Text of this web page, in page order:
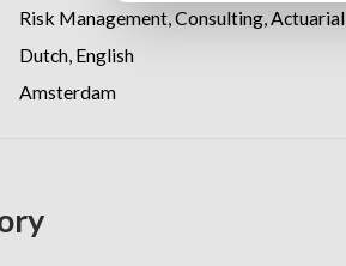
Risk Management, Consulting, Actuarial
Dutch, English
Amsterdam